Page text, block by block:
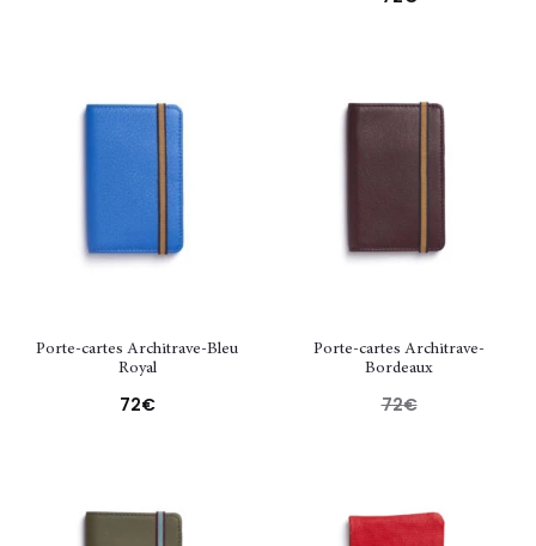
Porte-cartes Architrave-Bleu
Royal
72€
Porte-cartes Architrave-
Bordeaux
72€